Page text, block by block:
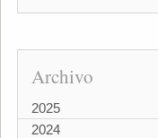
Archivo
2025
2024